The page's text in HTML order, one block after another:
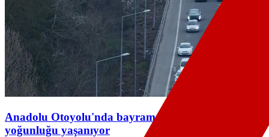
Anadolu Otoyolu'nda bayram tatilinden dönüş
yoğunluğu yaşanıyor